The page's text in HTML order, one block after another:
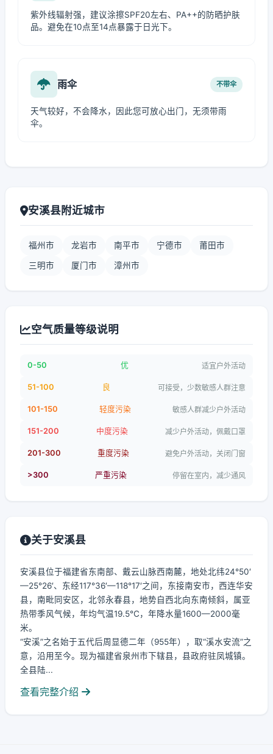
紫外线辐射强，建议涂擦SPF20左右、PA++的防晒护肤
品。避免在10点至14点暴露于日光下。
雨伞 不带伞
天气较好，不会降水，因此您可放心出门，无须带雨
伞。
安溪县附近城市
福州市 龙岩市 南平市 宁德市 莆田市
三明市 厦门市 漳州市
空气质量等级说明
0-50 优 适宜户外活动
51-100 良 可接受，少数敏感人群注意
101-150 轻度污染 敏感人群减少户外活动
151-200 中度污染 减少户外活动，佩戴口罩
201-300 重度污染 避免户外活动，关闭门窗
>300 严重污染 停留在室内，减少通风
关于安溪县
安溪县位于福建省东南部、戴云山脉西南麓，地处北纬24°50′
—25°26′、东经117°36′—118°17′之间，东接南安市，西连华安
县，南毗同安区，北邻永春县，地势自西北向东南倾斜，属亚
热带季风气候，年均气温19.5℃，年降水量1600—2000毫
米。
“安溪”之名始于五代后周显德二年（955年），取“溪水安流”之
意，沿用至今。现为福建省泉州市下辖县，县政府驻凤城镇。
全县陆...
查看完整介绍